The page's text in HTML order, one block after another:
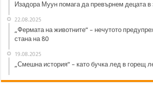
Изадора Муун помага да превърнем децата в
22.08.2025
„Фермата на животните“ – нечутото
стана на 80
19.08.2025
„Смешна история“ – като бучка лед в горещ